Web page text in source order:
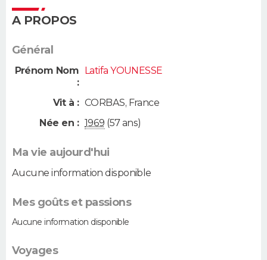
A PROPOS
Général
Prénom Nom
:
Latifa YOUNESSE
Vit à : CORBAS, France
Née en : 1969 (57 ans)
Ma vie aujourd'hui
Aucune information disponible
Mes goûts et passions
Aucune information disponible
Voyages